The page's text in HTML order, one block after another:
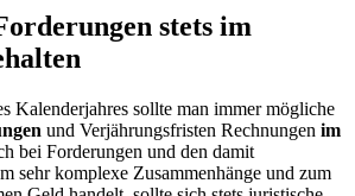
stets im
Kalenderjahres sollte man immer mögliche
und Verjährungsfristen Rechnungen im
bei Forderungen und den damit
sehr komplexe Zusammenhänge und zum